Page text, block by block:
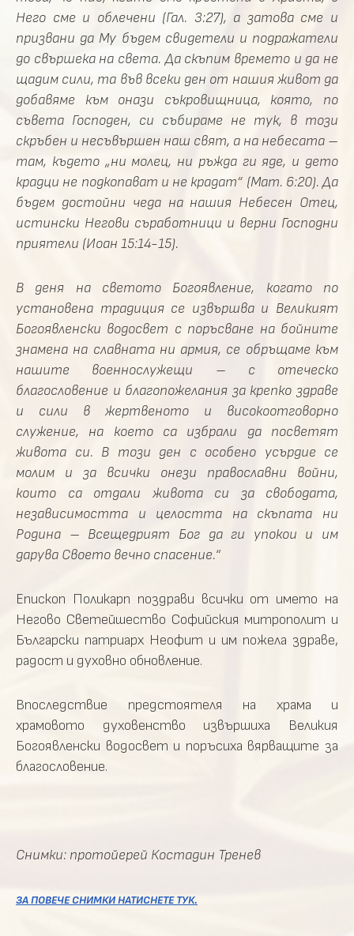
Него сме и облечени (Гал. 3:27), а затова сме и
призвани да Му бъдем свидетели и подражатели
до свършека на света. Да скъпим времето и да не
щадим сили, та във всеки ден от нашия живот да
добавяме към онази съкровищница, която, по
съвета Господен, си събираме не тук, в този
скръбен и несъвършен наш свят, а на небесата –
там, където „ни молец, ни ръжда ги яде, и дето
крадци не подкопават и не крадат“ (Мат. 6:20). Да
бъдем достойни чеда на нашия Небесен Отец,
истински Негови съработници и верни Господни
приятели (Иоан 15:14-15).
В деня на светото Богоявление, когато по
установена традиция се извършва и Великият
Богоявленски водосвет с поръсване на бойните
знамена на славната ни армия, се обръщаме към
нашите военнослужещи – с отеческо
благословение и благопожелания за крепко здраве
и сили в жертвеното и високоотговорно
служение, на което са избрали да посветят
живота си. В този ден с особено усърдие се
молим и за всички онези православни войни,
които са отдали живота си за свободата,
независимостта и целостта на скъпата ни
Родина – Всещедрият Бог да ги упокои и им
дарува Своето вечно спасение.“
Епископ Поликарп поздрави всички от името на
Негово Светейшество Софийския митрополит и
Български патриарх Неофит и им пожела здраве,
радост и духовно обновление.
Впоследствие предстоятеля на храма и
храмовото духовенство извършиха Великия
Богоявленски водосвет и поръсиха вярващите за
благословение.
Снимки: протойерей Костадин Тренев
ЗА ПОВЕЧЕ СНИМКИ НАТИСНЕТЕ ТУК.